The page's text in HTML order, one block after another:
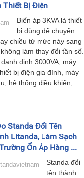
Thiết Bị Điện
Biến áp 3KVA là thiết
bị dùng để chuyển
chiều từ mức này sang
làm thay đổi tần số.
định 3000VA, máy
bị điện gia đình, máy
hệ thống điều khiển,...
Standa Đổi Tên
Litanda, Làm Sạch
Ổn Áp Hàng ...
Standa đổi
tên thành